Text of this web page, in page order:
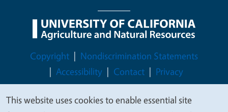
Legal Menu
Copyright
Nondiscrimination Statements
Accessibility
Contact Privacy
This website uses cookies to enable essential site